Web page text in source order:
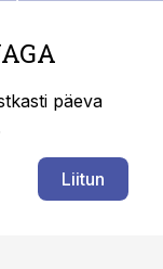
päeva
Liitun